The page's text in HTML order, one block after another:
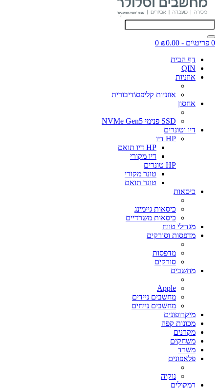
0 פריט\ים - ₪0.00
0
דף הבית
QIN
אוזניות
אוזניות קליפס\דיבורית
אחסון
SSD פנימי NVMe Gen5
דיו וטונרים
HP דיו
HP דיו תואם
דיו מקורי
HP טונרים
טונר מקורי
טונר תואם
כיסאות
כיסאות גיימינג
כיסאות משרדיים
מגדילי טווח
מדפסות וסורקים
מדפסות
סורקים
מחשבים
Apple
מחשבים ניידים
מחשבים נייחים
מיקרופונים
מכונות קפה
מקרנים
משחקים
משרד
פלאפונים
נוקיה
רמקולים